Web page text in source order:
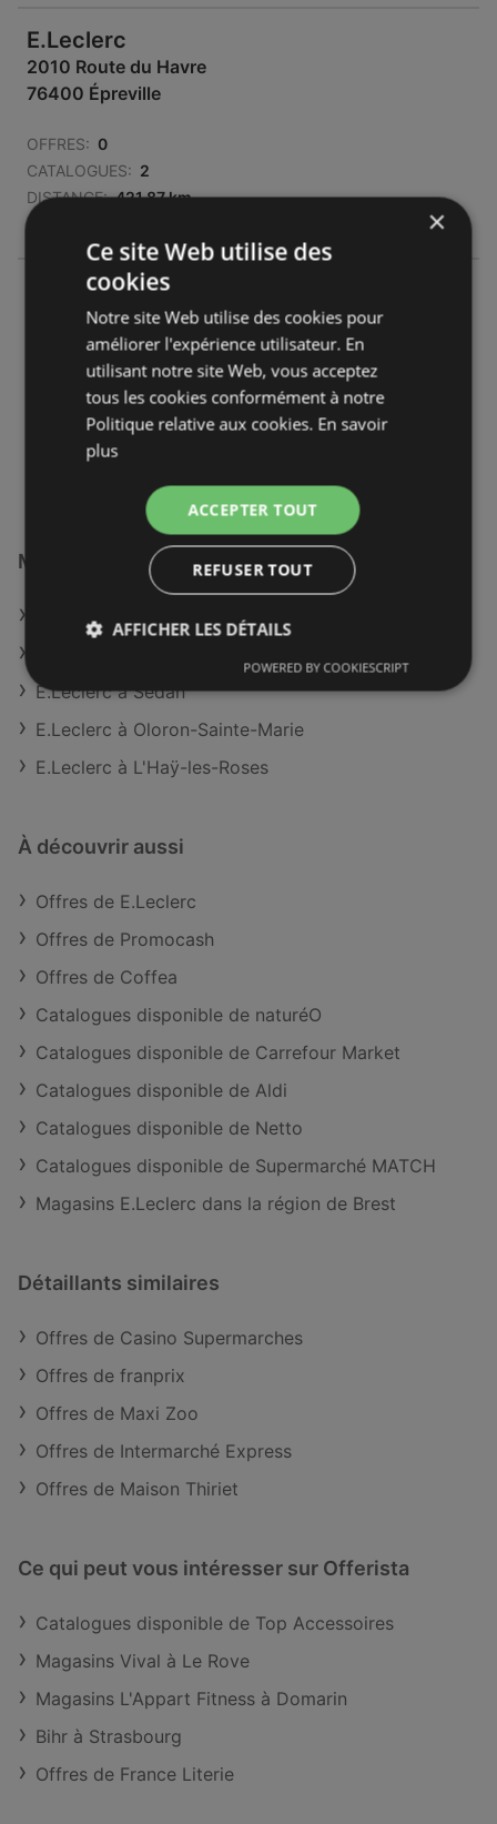
E.Leclerc
2010 Route du Havre
76400 Épreville
OFFRES: 0
CATALOGUES: 2
DISTANCE: 421,87 km
E.Leclerc
2010 Route du Havre
76400 Épreville
OFFRES: 0
CATALOGUES: 0
DISTANCE: 421,87 km
Magasins E.Leclerc à :
E.Leclerc à Châteaudun
E.Leclerc à Sedan
E.Leclerc à Oloron-Sainte-Marie
E.Leclerc à L'Haÿ-les-Roses
À découvrir aussi
Offres de E.Leclerc
Offres de Promocash
Offres de Coffea
Catalogues disponible de naturéO
Catalogues disponible de Carrefour Market
Catalogues disponible de Aldi
Catalogues disponible de Netto
Catalogues disponible de Supermarché MATCH
Magasins E.Leclerc dans la région de Brest
Détaillants similaires
Offres de Casino Supermarches
Offres de franprix
Offres de Maxi Zoo
Offres de Intermarché Express
Offres de Maison Thiriet
Ce qui peut vous intéresser sur Offerista
Catalogues disponible de Top Accessoires
Magasins Vival à Le Rove
Magasins L'Appart Fitness à Domarin
Bihr à Strasbourg
Offres de France Literie
×
Ce site Web utilise des
cookies
Notre site Web utilise des cookies pour
améliorer l'expérience utilisateur. En
utilisant notre site Web, vous acceptez
tous les cookies conformément à notre
Politique relative aux cookies. En savoir
plus
ACCEPTER TOUT
REFUSER TOUT
AFFICHER LES DÉTAILS
POWERED BY COOKIESCRIPT